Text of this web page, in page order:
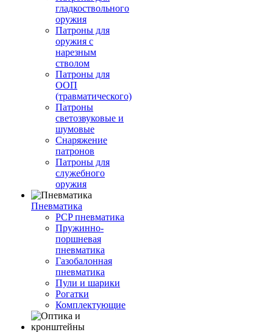
гладкоствольного
оружия
Патроны для
оружия с
нарезным
стволом
Патроны для
ООП
(травматического)
Патроны
светозвуковые и
шумовые
Снаряжение
патронов
Патроны для
служебного
оружия
Пневматика
PCP пневматика
Пружинно-
поршневая
пневматика
Газобалонная
пневматика
Пули и шарики
Рогатки
Комплектующие